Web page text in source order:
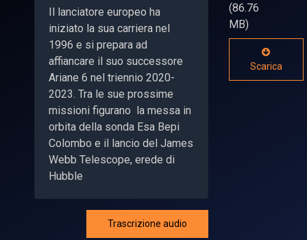
Il lanciatore europeo ha
iniziato la sua carriera nel
1996 e si prepara ad
affiancare il suo successore
Ariane 6 nel triennio 2020-
2023. Tra le sue prossime
missioni figurano la messa in
orbita della sonda Esa Bepi
Colombo e il lancio del James
Webb Telescope, erede di
Hubble
Trascrizione audio
(86.76
MB)
Scarica